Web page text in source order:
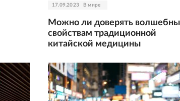
17.09.2023 В мире
Можно ли доверять
свойствам традиционной
китайской медицины